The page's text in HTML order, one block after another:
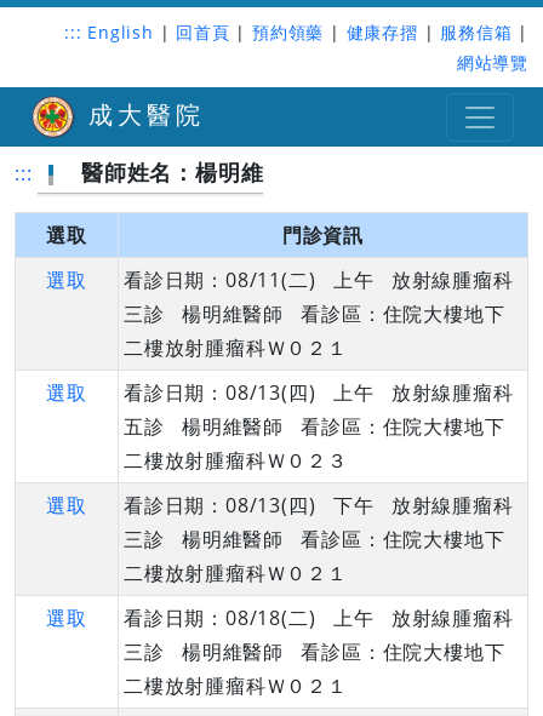
::: English | 回首頁 | 預約領藥 | 健康存摺 | 服務信箱 |
網站導覽
成大醫院
::: 醫師姓名：楊明維
選取
門診資訊
選取
看診日期：08/11(二) 上午 放射線腫瘤科
三診 楊明維醫師 看診區：住院大樓地下
二樓放射腫瘤科Ｗ０２１
選取
看診日期：08/13(四) 上午 放射線腫瘤科
五診 楊明維醫師 看診區：住院大樓地下
二樓放射腫瘤科Ｗ０２３
選取
看診日期：08/13(四) 下午 放射線腫瘤科
三診 楊明維醫師 看診區：住院大樓地下
二樓放射腫瘤科Ｗ０２１
選取
看診日期：08/18(二) 上午 放射線腫瘤科
三診 楊明維醫師 看診區：住院大樓地下
二樓放射腫瘤科Ｗ０２１